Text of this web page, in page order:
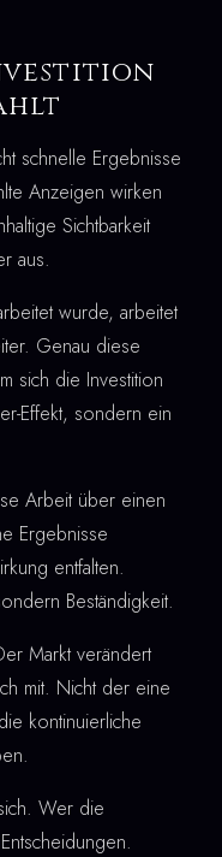
schnelle Ergebnisse
Anzeigen wirken
Sichtbarkeit
aus.
wurde, arbeitet
Genau diese
sich die Investition
Effekt, sondern ein
Arbeit über einen
Ergebnisse
entfalten.
Beständigkeit.
Markt verändert
mit. Nicht der eine
kontinuierliche
Wer die